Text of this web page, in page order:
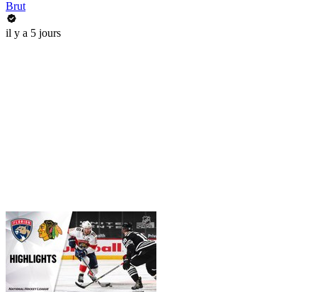
Brut
il y a 5 jours